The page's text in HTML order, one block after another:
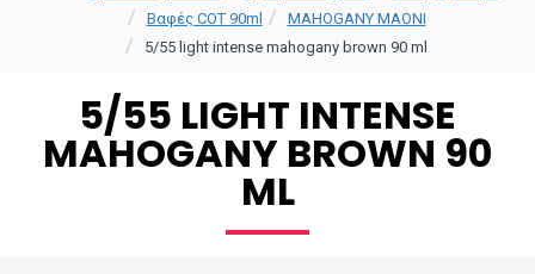
Βαφές COT 90ml
MAHOGANY ΜΑΟΝΙ
5/55 light intense mahogany brown 90 ml
5/55 LIGHT INTENSE
MAHOGANY BROWN 90
ML